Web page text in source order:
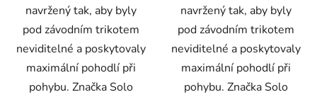
navržený tak, aby byly
pod závodním trikotem
neviditelné a poskytovaly
maximální pohodlí při
pohybu. Značka Solo
navržený tak, aby byly
pod závodním trikotem
neviditelné a poskytovaly
maximální pohodlí při
pohybu. Značka Solo